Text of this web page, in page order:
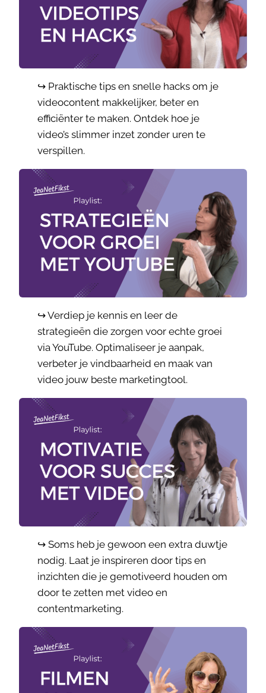
↪️ Praktische tips en snelle hacks om je
videocontent makkelijker, beter en
efficiënter te maken. Ontdek hoe je
video’s slimmer inzet zonder uren te
verspillen.
↪️ Verdiep je kennis en leer de
strategieën die zorgen voor echte groei
via YouTube. Optimaliseer je aanpak,
verbeter je vindbaarheid en maak van
video jouw beste marketingtool.
↪️ Soms heb je gewoon een extra duwtje
nodig. Laat je inspireren door tips en
inzichten die je gemotiveerd houden om
door te zetten met video en
contentmarketing.